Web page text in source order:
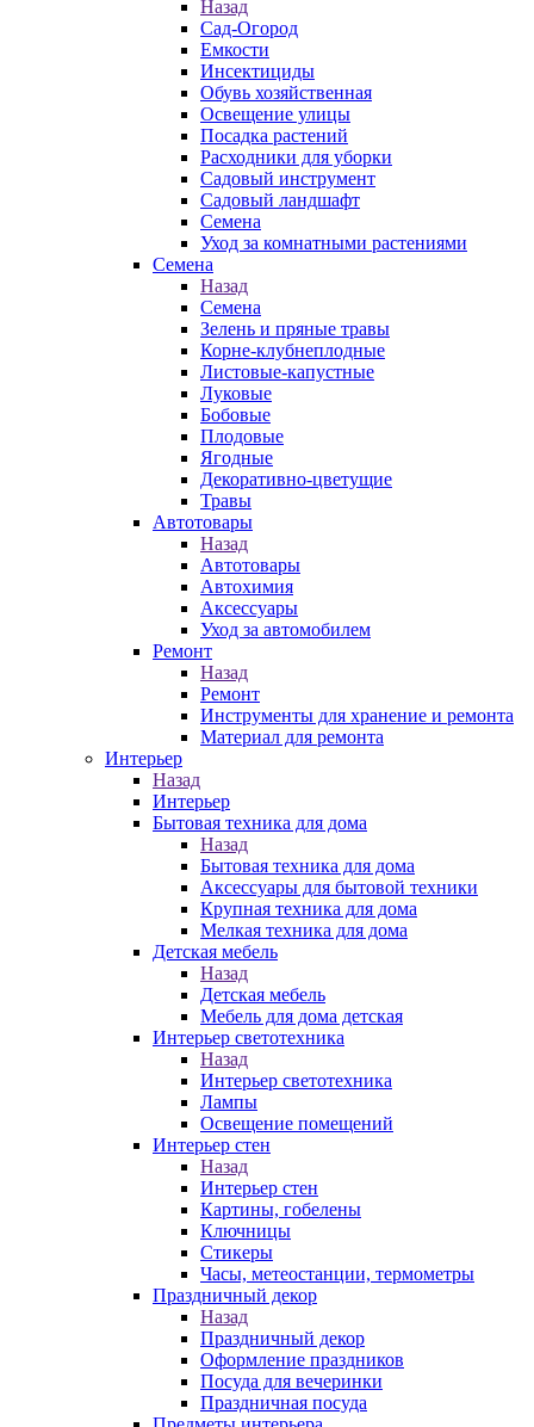
Назад
Сад-Огород
Емкости
Инсектициды
Обувь хозяйственная
Освещение улицы
Посадка растений
Расходники для уборки
Садовый инструмент
Садовый ландшафт
Семена
Уход за комнатными растениями
Семена
Назад
Семена
Зелень и пряные травы
Корне-клубнеплодные
Листовые-капустные
Луковые
Бобовые
Плодовые
Ягодные
Декоративно-цветущие
Травы
Автотовары
Назад
Автотовары
Автохимия
Аксессуары
Уход за автомобилем
Ремонт
Назад
Ремонт
Инструменты для хранение и ремонта
Материал для ремонта
Интерьер
Назад
Интерьер
Бытовая техника для дома
Назад
Бытовая техника для дома
Аксессуары для бытовой техники
Крупная техника для дома
Мелкая техника для дома
Детская мебель
Назад
Детская мебель
Мебель для дома детская
Интерьер светотехника
Назад
Интерьер светотехника
Лампы
Освещение помещений
Интерьер стен
Назад
Интерьер стен
Картины, гобелены
Ключницы
Стикеры
Часы, метеостанции, термометры
Праздничный декор
Назад
Праздничный декор
Оформление праздников
Посуда для вечеринки
Праздничная посуда